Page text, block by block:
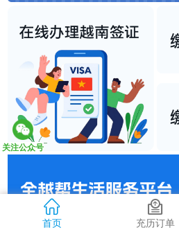
关注公众号
首页 充历订单